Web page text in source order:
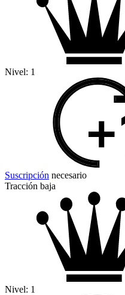
Nivel: 1
Suscripción necesario
Tracción baja
Nivel: 1